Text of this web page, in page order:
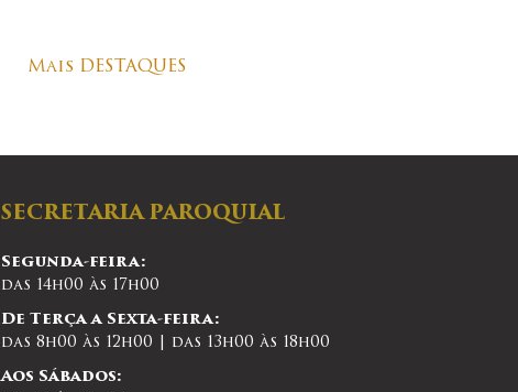
Mais DESTAQUES
SECRETARIA PAROQUIAL
Segunda-feira:
das 14h00 às 17h00
De Terça a Sexta-feira:
das 8h00 às 12h00 | das 13h00 às 18h00
Aos Sábados: